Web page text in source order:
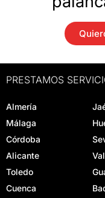
PRESTAMOS
Almería
Málaga
Córdoba
Alicante
Toledo
Cuenca